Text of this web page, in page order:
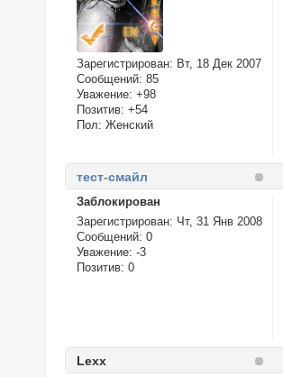
Зарегистрирован: Вт, 18 Дек 2007
Сообщений: 85
Уважение: +98
Позитив: +54
Пол: Женский
тест-смайл
Заблокирован
Зарегистрирован: Чт, 31 Янв 2008
Сообщений: 0
Уважение: -3
Позитив: 0
Lexx